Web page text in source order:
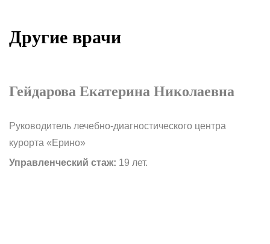
Другие врачи
Гейдарова Екатерина Николаевна
Руководитель лечебно-диагностического центра
курорта «Ерино»
Управленческий стаж: 19 лет.